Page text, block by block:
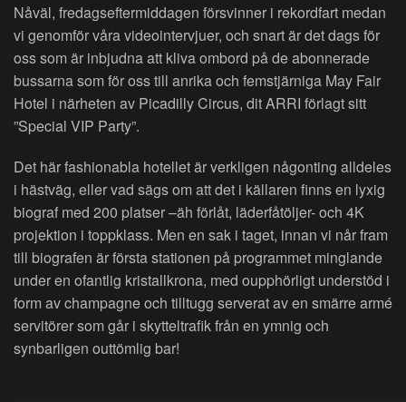
Nåväl, fredagseftermiddagen försvinner i rekordfart medan
vi genomför våra videointervjuer, och snart är det dags för
oss som är inbjudna att kliva ombord på de abonnerade
bussarna som för oss till anrika och femstjärniga May Fair
Hotel i närheten av Picadilly Circus, dit ARRI förlagt sitt
”Special VIP Party”.
Det här fashionabla hotellet är verkligen någonting alldeles
i hästväg, eller vad sägs om att det i källaren finns en lyxig
biograf med 200 platser –äh förlåt, läderfåtöljer- och 4K
projektion i toppklass. Men en sak i taget, innan vi når fram
till biografen är första stationen på programmet minglande
under en ofantlig kristallkrona, med oupphörligt understöd i
form av champagne och tilltugg serverat av en smärre armé
servitörer som går i skytteltrafik från en ymnig och
synbarligen outtömlig bar!